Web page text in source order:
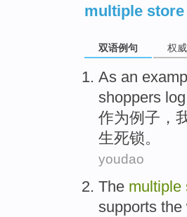
multiple store
双语例句 权
As an
shoppers
作为例子 ，
生死锁。
youdao
The multiple
supports the